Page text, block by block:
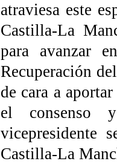
atraviesa este
Castilla-La
para avanzar
Recuperación
de cara a
el consenso
vicepresidente
Castilla-La